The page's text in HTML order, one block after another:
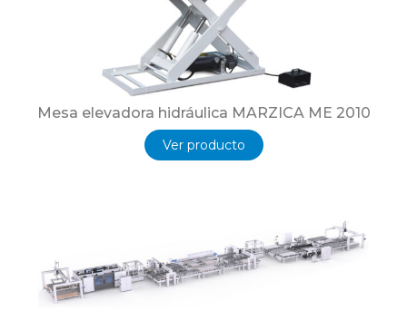
Mesa elevadora hidráulica MARZICA ME 2010
Ver producto